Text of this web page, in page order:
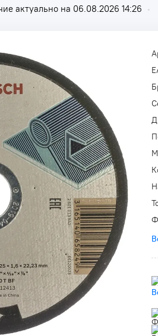
актуально на 06.08.2026 14:26 •